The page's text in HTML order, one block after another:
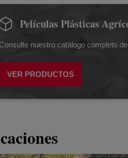
Películas Plásticas
Consulte nuestro catálogo completo
VER PRODUCTOS